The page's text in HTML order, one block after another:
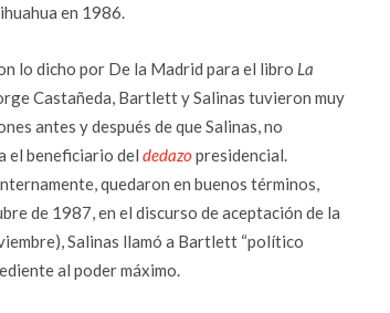
en 1986.
lo dicho por De la Madrid para el libro La
Castañeda, Bartlett y Salinas tuvieron muy
antes y después de que Salinas, no
el beneficiario del dedazo presidencial.
quedaron en buenos términos,
de 1987, en el discurso de aceptación de la
Salinas llamó a Bartlett “político
al poder máximo.